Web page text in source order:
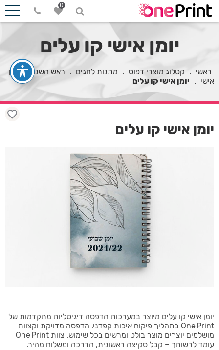
0
יומן אישי קו עלים
ראשי . קטלוג מוצרי דפוס . מתנות לחגים . ראש השנה . יומן
אישי . יומן אישי קו עלים
יומן אישי קו עלים מיוצר במערכות הדפסה דיגיטליות מתקדמות של
One Print בתהליך פיקוח איכות קפדני. הדפסה מדויקת וקצוות
מושלמים יוצרים מוצר בולט ומרשים בכל שימוש. צוות One Print
עומד לרשותך – קבל סקיצה ראשונית, הדרכה ומשלוח מהיר.
יומן אישי קו עלים